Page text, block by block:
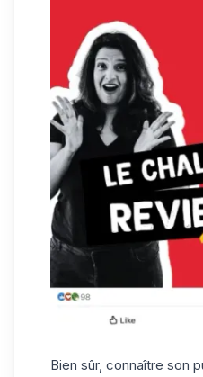
Bien sûr, connaître son